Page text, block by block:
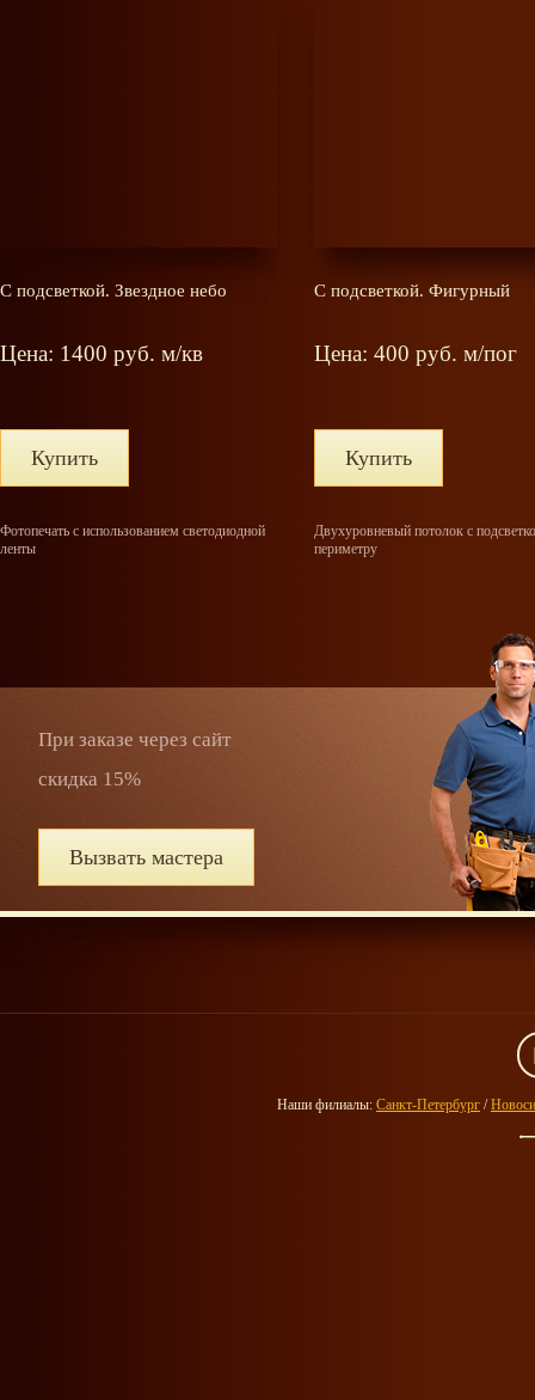
С подсветкой. Звездное небо
Цена: 1400 руб. м/кв
Купить
Фотопечать с использованием светодиодной
ленты
С подсветкой. Фигурный
Цена: 400 руб. м/пог
Купить
Двухуровневый потолок с
периметру
При заказе через сайт
скидка 15%
Вызвать мастера
Наши филиалы: Санкт-Петербург /